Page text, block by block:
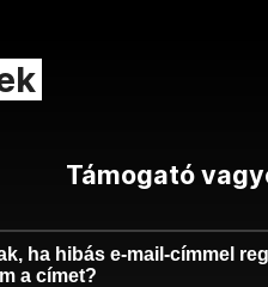
Támogató
ha hibás e-mail-címmel
a címet?